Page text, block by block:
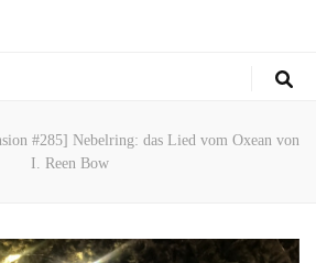
#285] Nebelring: das Lied vom Oxean von
I. Reen Bow